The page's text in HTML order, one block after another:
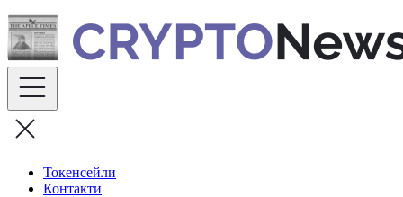
Skip
to
content
Токенсейли
Контакти